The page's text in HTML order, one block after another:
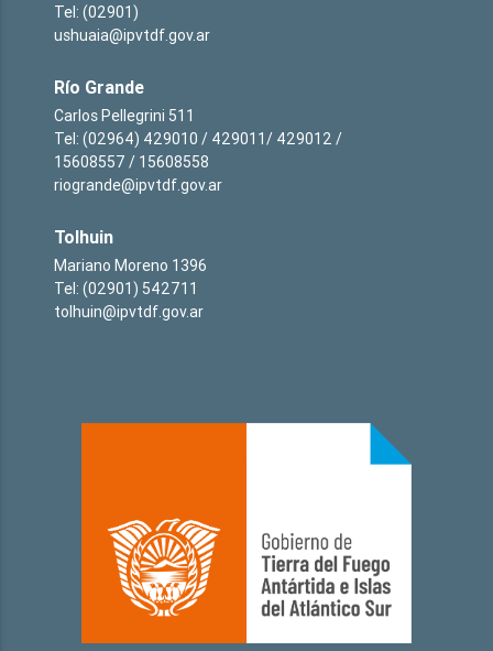
Tel: (02901)
ushuaia@ipvtdf.gov.ar
Río Grande
Carlos Pellegrini 511
Tel: (02964) 429010 / 429011/ 429012 /
15608557 / 15608558
riogrande@ipvtdf.gov.ar
Tolhuin
Mariano Moreno 1396
Tel: (02901) 542711
tolhuin@ipvtdf.gov.ar